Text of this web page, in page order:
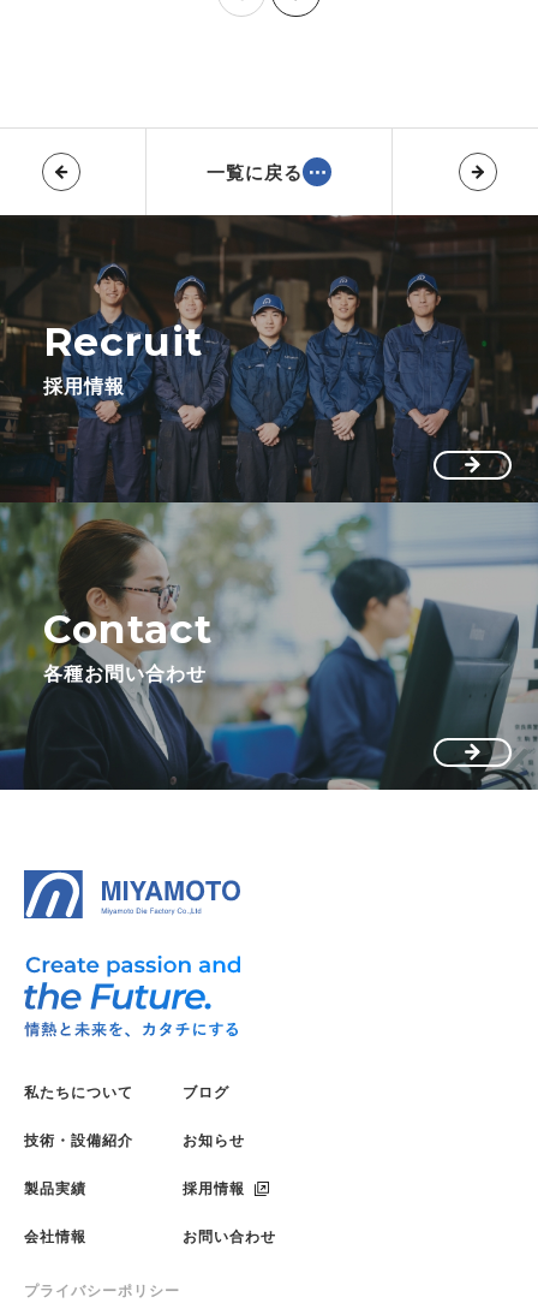
一覧に戻る
Recruit
採用情報
Contact
各種お問い合わせ
私たちについて
技術・設備紹介
製品実績
会社情報
ブログ
お知らせ
採用情報
お問い合わせ
プライバシーポリシー